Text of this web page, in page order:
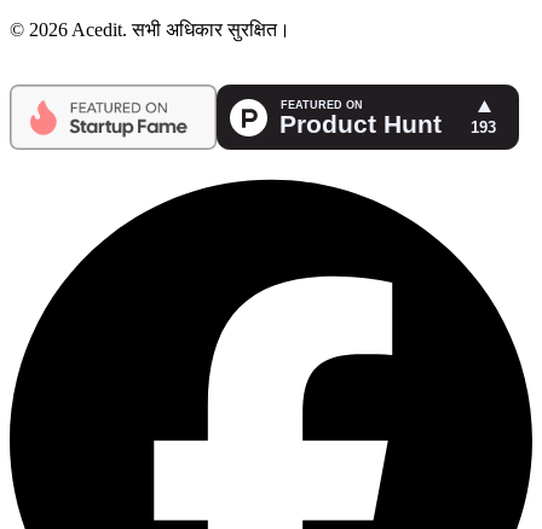
© 2026 Acedit. सभी अधिकार सुरक्षित।